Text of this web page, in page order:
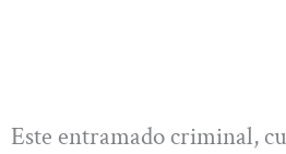
Este entramado criminal,